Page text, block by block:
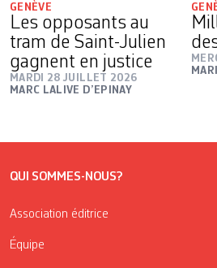
GENÈVE
Les opposants au
tram de Saint-Julien
gagnent en justice
MARDI 28 JUILLET 2026
MARC LALIVE D’EPINAY
QUI SOMMES-NOUS?
Association éditrice
Équipe